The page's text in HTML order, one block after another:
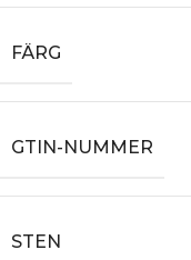
FÄRG
GTIN-NUMMER
STEN